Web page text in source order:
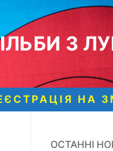
З
НА
ОСТАННІ